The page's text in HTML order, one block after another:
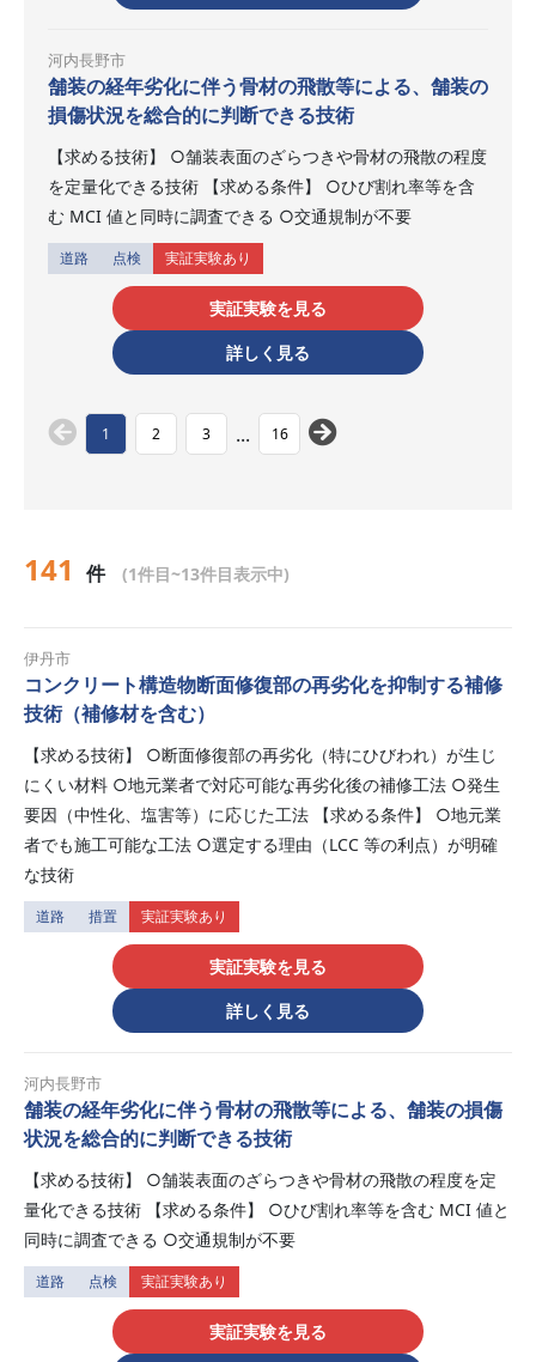
河内長野市
舗装の経年劣化に伴う骨材の飛散等による、舗装の
損傷状況を総合的に判断できる技術
【求める技術】 ○舗装表面のざらつきや骨材の飛散の程度
を定量化できる技術 【求める条件】 ○ひび割れ率等を含
む MCI 値と同時に調査できる ○交通規制が不要
道路 点検 実証実験あり
実証実験を見る
詳しく見る
1 2 3 ... 16
141 件 (1件目~13件目表示中)
伊丹市
コンクリート構造物断面修復部の再劣化を抑制する補修
技術（補修材を含む）
【求める技術】 ○断面修復部の再劣化（特にひびわれ）が生じ
にくい材料 ○地元業者で対応可能な再劣化後の補修工法 ○発生
要因（中性化、塩害等）に応じた工法 【求める条件】 ○地元業
者でも施工可能な工法 ○選定する理由（LCC 等の利点）が明確
な技術
道路 措置 実証実験あり
実証実験を見る
詳しく見る
河内長野市
舗装の経年劣化に伴う骨材の飛散等による、舗装の損傷
状況を総合的に判断できる技術
【求める技術】 ○舗装表面のざらつきや骨材の飛散の程度を定
量化できる技術 【求める条件】 ○ひび割れ率等を含む MCI 値と
同時に調査できる ○交通規制が不要
道路 点検 実証実験あり
実証実験を見る